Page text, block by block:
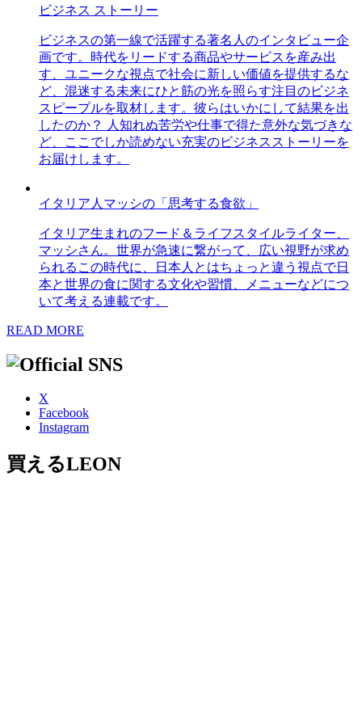
ビジネス ストーリー
ビジネスの第一線で活躍する著名人のインタビュー企
画です。時代をリードする商品やサービスを産み出
す、ユニークな視点で社会に新しい価値を提供するな
ど、混迷する未来にひと筋の光を照らす注目のビジネ
スピープルを取材します。彼らはいかにして結果を出
したのか？ 人知れぬ苦労や仕事で得た意外な気づきな
ど、ここでしか読めない充実のビジネスストーリーを
お届けします。
イタリア人マッシの「思考する食欲」
イタリア生まれのフード＆ライフスタイルライター、
マッシさん。世界が急速に繋がって、広い視野が求め
られるこの時代に、日本人とはちょっと違う視点で日
本と世界の食に関する文化や習慣、メニューなどにつ
いて考える連載です。
READ MORE
X
Facebook
Instagram
買えるLEON